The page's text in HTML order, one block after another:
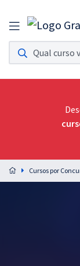
Assinatura
Acesso a todos os
Assinatura
Acesso ilimitado a
Preparação
residências em
Cursos por